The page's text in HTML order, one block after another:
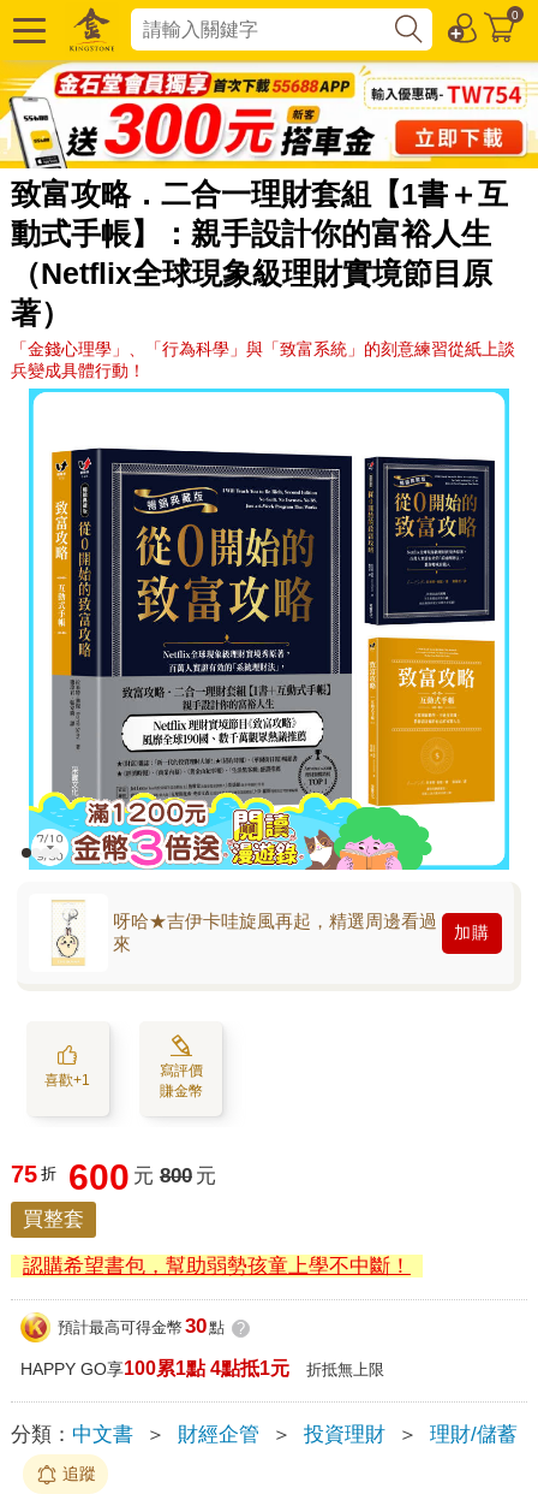
0
致富攻略．二合一理財套組【1書＋互
動式手帳】：親手設計你的富裕人生
（Netflix全球現象級理財實境節目原
著）
「金錢心理學」、「行為科學」與「致富系統」的刻意練習從紙上談
兵變成具體行動！
呀哈★吉伊卡哇旋風再起，精選周邊看過
來
加購
喜歡+1
寫評價
賺金幣
75 折 600 元 800 元
買整套
認購希望書包，幫助弱勢孩童上學不中斷！
預計最高可得金幣 30點 ?
HAPPY GO享100累1點 4點抵1元 折抵無上限
分類： 中文書 ＞ 財經企管 ＞ 投資理財 ＞ 理財/儲蓄
追蹤